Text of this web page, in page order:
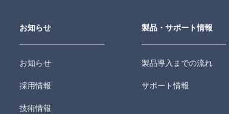
お知らせ
お知らせ
採用情報
技術情報
製品・サポート情報
製品導入までの流れ
サポート情報